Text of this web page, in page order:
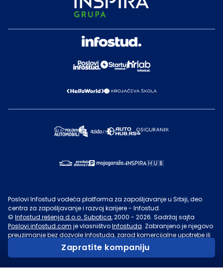
Zapratite kompaniju
Poslovi Infostud vodeća platforma za zapošljavanje u Srbiji, deo
centra za zapošljavanje i razvoj karijere - Infostud.
© Infostud rešenja d.o.o. Subotica, 2000 - 2026. Sadržaj sajta
Poslovi.infostud.com je vlasništvoInfostuda. Zabranjeno je njegovo
preuzimanje bez dozvoleInfostuda, zarad komercijalne upotrebe ili
u druge svrhe, osim za lične potrebe posetilaca sajta.